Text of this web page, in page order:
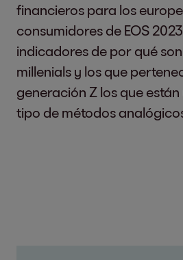
financieros para los
consumidores de EOS
indicadores de por qué
millenials y los que
generación Z los que
tipo de métodos